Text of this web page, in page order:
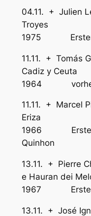
04.11. + Julien
1975
11.11. + Tomás
Cadiz y
1964 vorher
11.11. + Marcel
1966
Quinhon
13.11. + Pierre
e Hauran
1967
13.11. + José